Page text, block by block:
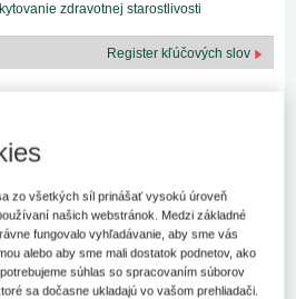
zdravotnej starostlivosti
Register kľúčových slov
v ktorej vystupovali na pozícii
v Nemocnici s poliklinikou v B.
boli 21. júna 2010 odsúdení zo
ublíženia na zdraví podľa § 224 ods.
Trestný zákon v znení neskorších
Trestný zákon“).
súdu v P. (ďalej aj „okresný súd)
zo všetkých síl prinášať vysokú úroveň
našich webstránok. Medzi základné
fungovalo vyhľadávanie, aby sme vás
alebo aby sme mali dostatok podnetov, ako
súhlas so spracovaním súborov
sa dočasne ukladajú vo vašom prehliadači.